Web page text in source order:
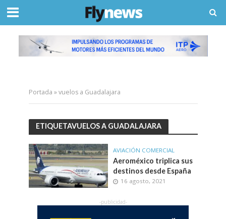
Portada »vuelos a Guadalajara
ETIQUETAVUELOS A GUADALAJARA
AVIACIÓN COMERCIAL
Aeroméxico triplica sus
destinos desde España
16 agosto, 2021